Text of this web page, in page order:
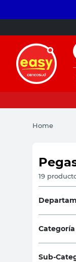
Home
19
Categoría
Sub-